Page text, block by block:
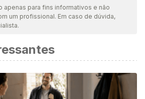
sua qualidade, confiabilidade,
A bibliografia deste artigo foi
Tapanee. (2009). Simultaneous
with Rosemary Oil on Humans. Sci
10.3797/scipharm.0903-12.
apenas para fins informativos e não
um profissional. Em caso de dúvida,